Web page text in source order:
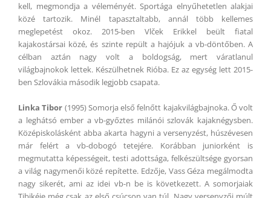
kell, megmondja a véleményét. Sportága elnyűhetetlen alakjai
közé tartozik. Minél tapasztaltabb, annál több kellemes
meglepetést okoz. 2015-ben Vlček Erikkel beült fiatal
kajakostársai közé, és szinte repült a hajójuk a vb-döntőben. A
célban aztán nagy volt a boldogság, mert váratlanul
világbajnokok lettek. Készülhetnek Rióba. Ez az egység lett 2015-
ben Szlovákia második legjobb csapata.
Linka Tibor (1995) Somorja első felnőtt kajakvilágbajnoka. Ő volt
a leghátsó ember a vb-győztes milánói szlovák kajaknégysben.
Középiskolásként abba akarta hagyni a versenyzést, húszévesen
már felért a vb-dobogó tetejére. Korábban juniorként is
megmutatta képességeit, testi adottsága, felkészültsége gyorsan
a világ nagymenői közé repítette. Edzője, Vass Géza megálmodta
nagy sikerét, ami az idei vb-n be is következett. A somorjaiak